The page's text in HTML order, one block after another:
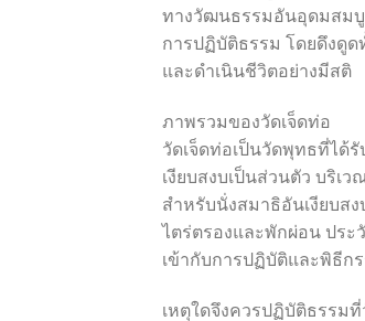
ทางวัฒนธรรมอันอุดมสมบู
การปฏิบัติธรรม โดยดึงดู
และดำเนินชีวิตอย่างมีสติ
ภาพรวมของวัดเจ็ดท่อ
วัดเจ็ดท่อเป็นวัดพุทธที่ได้
เงียบสงบเป็นส่วนตัว บริเ
สำหรับนั่งสมาธิอันเงียบส
ไตร่ตรองและพักผ่อน ปร
เข้ากับการปฏิบัติและพิธีก
เหตุใดจึงควรปฏิบัติธรรมที่